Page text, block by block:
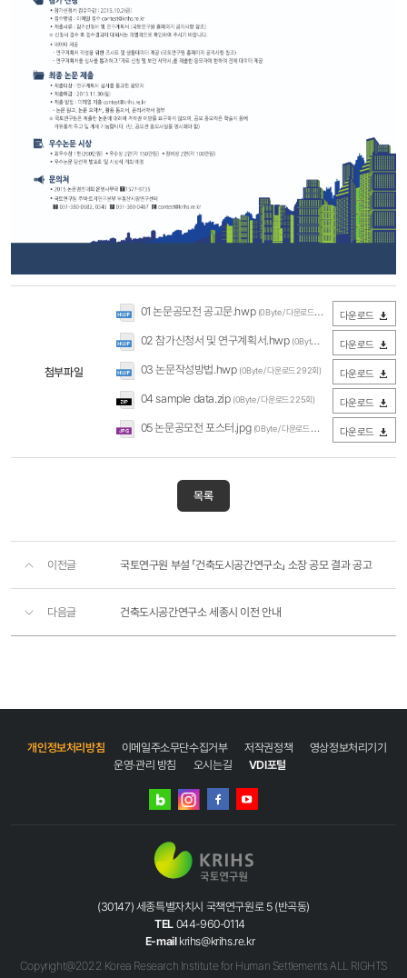
첨부파일
01 논문공모전 공고문.hwp (0Byte / 다운로드 241회) 다운로드
02 참가신청서 및 연구계획서.hwp (0Byte / 다운로드 335회) 다운로드
03 논문작성방법.hwp (0Byte / 다운로드 292회) 다운로드
04 sample data.zip (0Byte / 다운로드 225회) 다운로드
05 논문공모전 포스터.jpg (0Byte / 다운로드 648회) 다운로드
목록
이전글 국토연구원 부설 「건축도시공간연구소」 소장 공모 결과 공고
다음글 건축도시공간연구소 세종시 이전 안내
개인정보처리방침 이메일주소무단수집거부 저작권정책
영상정보처리기기
운영·관리 방침
오시는길 VDI포털
네이버
인스타그램
(30147) 세종특별자치시 국책연구원로 5 (반곡동)
TEL 044-960-0114
E-mail krihs@krihs.re.kr
Copyright@2022 Korea Research Institute for Human Settlements ALL RIGHTS